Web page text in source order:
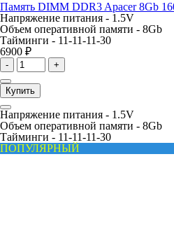
Память DIMM DDR3 Apacer 8Gb
Напряжение питания - 1.5V
Объем оперативной памяти - 8Gb
Тайминги - 11-11-11-30
6900 ₽
- +
Купить
Напряжение питания - 1.5V
Объем оперативной памяти - 8Gb
Тайминги - 11-11-11-30
ПОПУЛЯРНЫЙ